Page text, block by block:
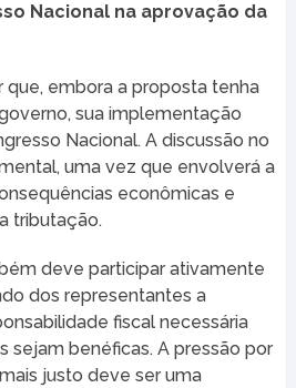
Nacional na aprovação da
que, embora a proposta tenha
sua implementação
Nacional. A discussão no
uma vez que envolverá a
econômicas e
tributação.
deve participar ativamente
dos representantes a
fiscal necessária
sejam benéficas. A pressão por
justo deve ser uma